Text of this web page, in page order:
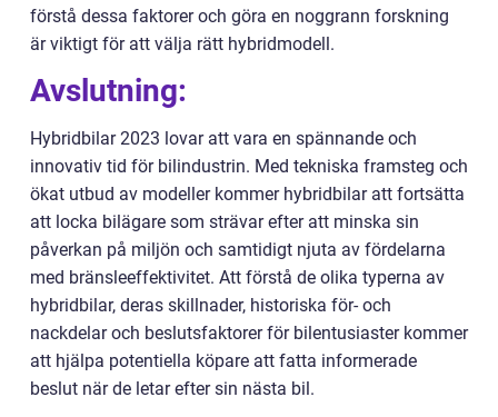
förstå dessa faktorer och göra en noggrann forskning
är viktigt för att välja rätt hybridmodell.
Avslutning:
Hybridbilar 2023 lovar att vara en spännande och
innovativ tid för bilindustrin. Med tekniska framsteg och
ökat utbud av modeller kommer hybridbilar att fortsätta
att locka bilägare som strävar efter att minska sin
påverkan på miljön och samtidigt njuta av fördelarna
med bränsleeffektivitet. Att förstå de olika typerna av
hybridbilar, deras skillnader, historiska för- och
nackdelar och beslutsfaktorer för bilentusiaster kommer
att hjälpa potentiella köpare att fatta informerade
beslut när de letar efter sin nästa bil.